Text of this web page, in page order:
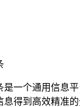
是一个通用信息
息得到高效精准